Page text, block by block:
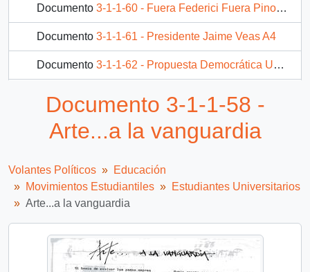
Documento 3-1-1-60 - Fuera Federici Fuera Pinochet
Documento 3-1-1-61 - Presidente Jaime Veas A4
Documento 3-1-1-62 - Propuesta Democrática Universitaria
Documento 3-1-1-58 -
Arte...a la vanguardia
Volantes Políticos
Educación
Movimientos Estudiantiles
Estudiantes Universitarios
Arte...a la vanguardia